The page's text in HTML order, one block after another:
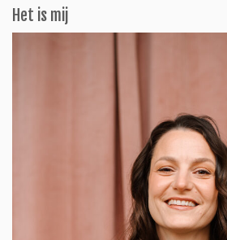
Het is mij